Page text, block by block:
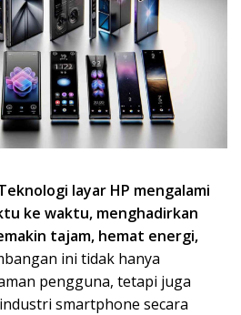
layar HP mengalami
ke waktu, menghadirkan
tajam, hemat energi,
ini tidak hanya
pengguna, tetapi juga
smartphone secara